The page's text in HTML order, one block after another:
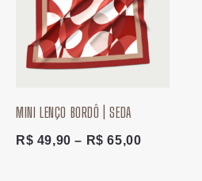
MINI LENÇO BORDÔ | SEDA
R$ 49,90 – R$ 65,00
através
R$ 65,00